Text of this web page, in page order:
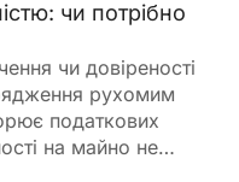
чи потрібно
чи довіреності
рухомим
податкових
на майно не